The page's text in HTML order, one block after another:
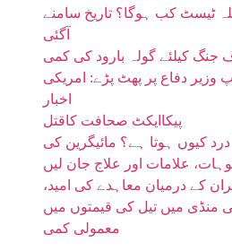
ٹیسٹ کب ہوگا؟ تاریخ سامنے
آگئی
جنگ کیلئے گولہ بارود کی کمی
وزیر دفاع پر پھٹ پڑے: امریکی
اخبار
پیکاایکٹ صحافت کاقتل
کیوں ہوتا ہے؟ مائیگرین کی
علامات اور علاج جان لیں
کے درمیان معاہدے کی امید،
منڈی میں تیل کی قیمتوں میں
معمولی کمی